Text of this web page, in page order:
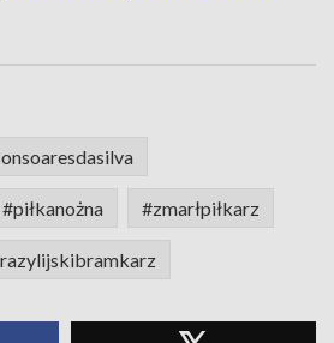
#piłkanożna #zmarłpiłkarz